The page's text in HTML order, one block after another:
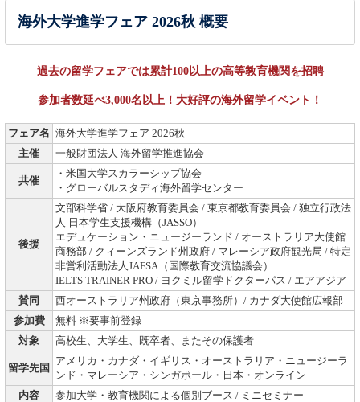
海外大学進学フェア 2026秋 概要
過去の留学フェアでは累計100以上の高等教育機関を招聘
参加者数延べ3,000名以上！大好評の海外留学イベント！
フェア名 海外大学進学フェア 2026秋
主催
一般財団法人 海外留学推進協会
共催
・米国大学スカラーシップ協会
・グローバルスタディ海外留学センター
後援
文部科学省 / 大阪府教育委員会 / 東京都教育委員会 / 独立行政法
人 日本学生支援機構（JASSO）
エデュケーション・ニュージーランド / オーストラリア大使館
商務部 / クィーンズランド州政府 / マレーシア政府観光局 / 特定
非営利活動法人JAFSA（国際教育交流協議会）
IELTS TRAINER PRO / ヨクミル留学ドクターパス / エアアジア
賛同
西オーストラリア州政府（東京事務所）/ カナダ大使館広報部
参加費
無料 ※要事前登録
対象
高校生、大学生、既卒者、またその保護者
留学先国
アメリカ・カナダ・イギリス・オーストラリア・ニュージーラ
ンド・マレーシア・シンガポール・日本・オンライン
内容
参加大学・教育機関による個別ブース / ミニセミナー